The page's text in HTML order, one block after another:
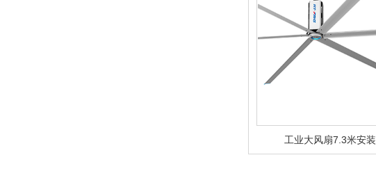
工业大风扇7.3米安装